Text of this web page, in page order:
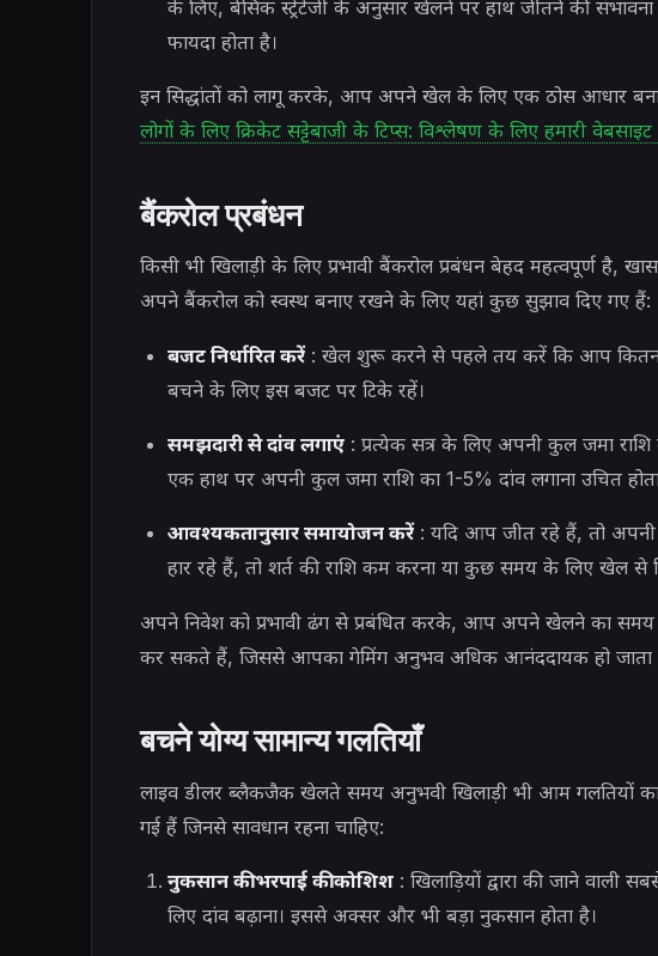
के लिए, बेसिक स्ट्रेटेजी के अनुसार खेलने पर हाथ जीतने की
फायदा होता है।
इन सिद्धांतों को लागू करके, आप अपने खेल के लिए एक ठोस आधार
लोगों के लिए क्रिकेट सट्टेबाजी के टिप्स: विश्लेषण के लिए हमारी
बैंकरोल प्रबंधन
किसी भी खिलाड़ी के लिए प्रभावी बैंकरोल प्रबंधन बेहद महत्वपूर्ण है,
अपने बैंकरोल को स्वस्थ बनाए रखने के लिए यहां कुछ सुझाव दिए गए हैं:
बजट निर्धारित करें: खेल शुरू करने से पहले तय करें कि आप कितना
बचने के लिए इस बजट पर टिके रहें।
समझदारी से दांव लगाएं: प्रत्येक सत्र के लिए अपनी कुल जमा
एक हाथ पर अपनी कुल जमा राशि का 1-5% दांव लगाना उचित
आवश्यकतानुसार समायोजन करें: यदि आप जीत रहे हैं, तो अपनी
हार रहे हैं, तो शर्त की राशि कम करना या कुछ समय के लिए खेल से
अपने निवेश को प्रभावी ढंग से प्रबंधित करके, आप अपने खेलने का
कर सकते हैं, जिससे आपका गेमिंग अनुभव अधिक आनंददायक हो जाता
बचने योग्य सामान्य गलतियाँ
लाइव डीलर ब्लैकजैक खेलते समय अनुभवी खिलाड़ी भी आम गलतियों
गई हैं जिनसे सावधान रहना चाहिए:
नुकसान की भरपाई की कोशिश: खिलाड़ियों द्वारा की जाने
लिए दांव बढ़ाना। इससे अक्सर और भी बड़ा नुकसान होता है।